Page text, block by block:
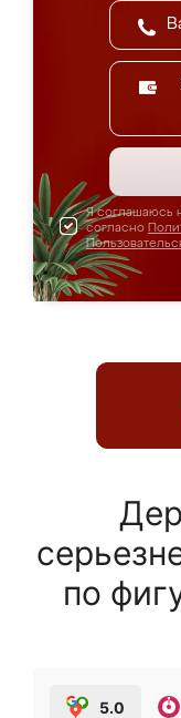
Я соглашаюсь
согласно
по
5.0